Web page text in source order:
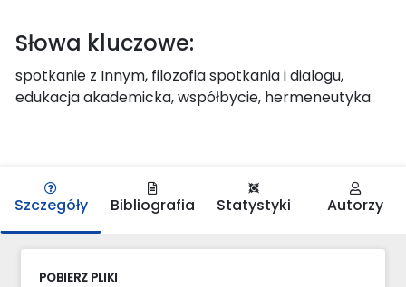
Słowa kluczowe:
spotkanie z Innym, filozofia spotkania i dialogu,
edukacja akademicka, współbycie, hermeneutyka
Szczegóły Bibliografia Statystyki Autorzy
POBIERZ PLIKI